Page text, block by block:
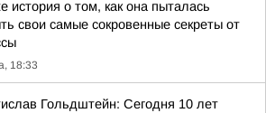
история о том, как она пыталась
свои самые сокровенные секреты от
18:33
Гольдштейн: Сегодня 10 лет